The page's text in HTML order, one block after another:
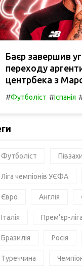
Баєр завершив
переходу
центрбека з
#Футболіст #Іспанія
Футболіст
Ліга чемпіонів УЄФА
Євро Англія
Італія Прем'єр-ліга
Бразилія Росія
Туреччина